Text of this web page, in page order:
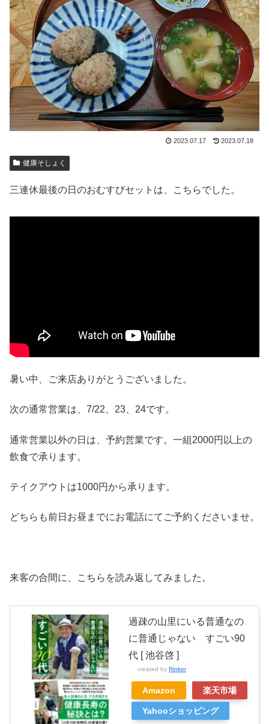
2023.07.17 2023.07.18
健康そしょく
三連休最後の日のおむすびセットは、こちらでした。
暑い中、ご来店ありがとうございました。
次の通常営業は、7/22、23、24です。
通常営業以外の日は、予約営業です。一組2000円以上の
飲食で承ります。
テイクアウトは1000円から承ります。
どちらも前日お昼までにお電話にてご予約くださいませ。
来客の合間に、こちらを読み返してみました。
過疎の山里にいる普通なの
に普通じゃない すごい90
代 [ 池谷啓 ]
created by Rinker
Amazon 楽天市場
Yahooショッピング